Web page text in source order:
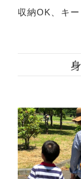
収納OK、キー